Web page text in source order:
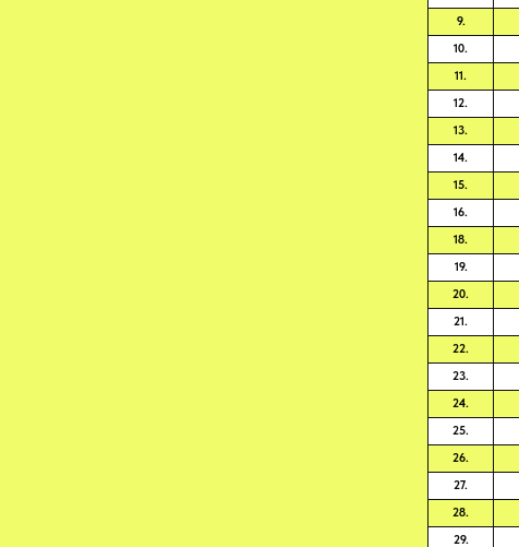
9.
10.
11.
12.
13.
14.
15.
16.
18.
19.
20.
21.
22.
23.
24.
25.
26.
27.
28.
29.